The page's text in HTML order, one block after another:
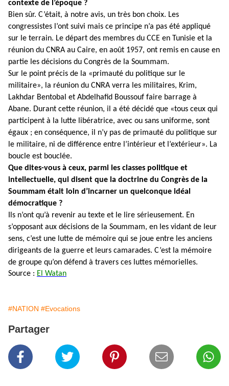
contexte de l’époque ?
Bien sûr. C’était, à notre avis, un très bon choix. Les
congressistes l’ont suivi mais ce principe n’a pas été appliqué
sur le terrain. Le départ des membres du CCE en Tunisie et la
réunion du CNRA au Caire, en août 1957, ont remis en cause en
partie les décisions du Congrès de la Soummam.
Sur le point précis de la «primauté du politique sur le
militaire», la réunion du CNRA verra les militaires, Krim,
Lakhdar Bentobal et Abdelhafid Boussouf faire barrage à
Abane. Durant cette réunion, il a été décidé que «tous ceux qui
participent à la lutte libératrice, avec ou sans uniforme, sont
égaux ; en conséquence, il n’y pas de primauté du politique sur
le militaire, ni de différence entre l’intérieur et l’extérieur». La
boucle est bouclée.
Que dites-vous à ceux, parmi les classes politique et
intellectuelle, qui disent que la doctrine du Congrès de la
Soummam était loin d’incarner un quelconque idéal
démocratique ?
Ils n’ont qu’à revenir au texte et le lire sérieusement. En
s’opposant aux décisions de la Soummam, en les vidant de leur
sens, c’est une lutte de mémoire qui se joue entre les anciens
dirigeants de la guerre et leurs camarades. C’est la mémoire
de groupe qu’on défend à travers ces luttes mémorielles.
Source : El Watan
#NATION #Evocations
Partager